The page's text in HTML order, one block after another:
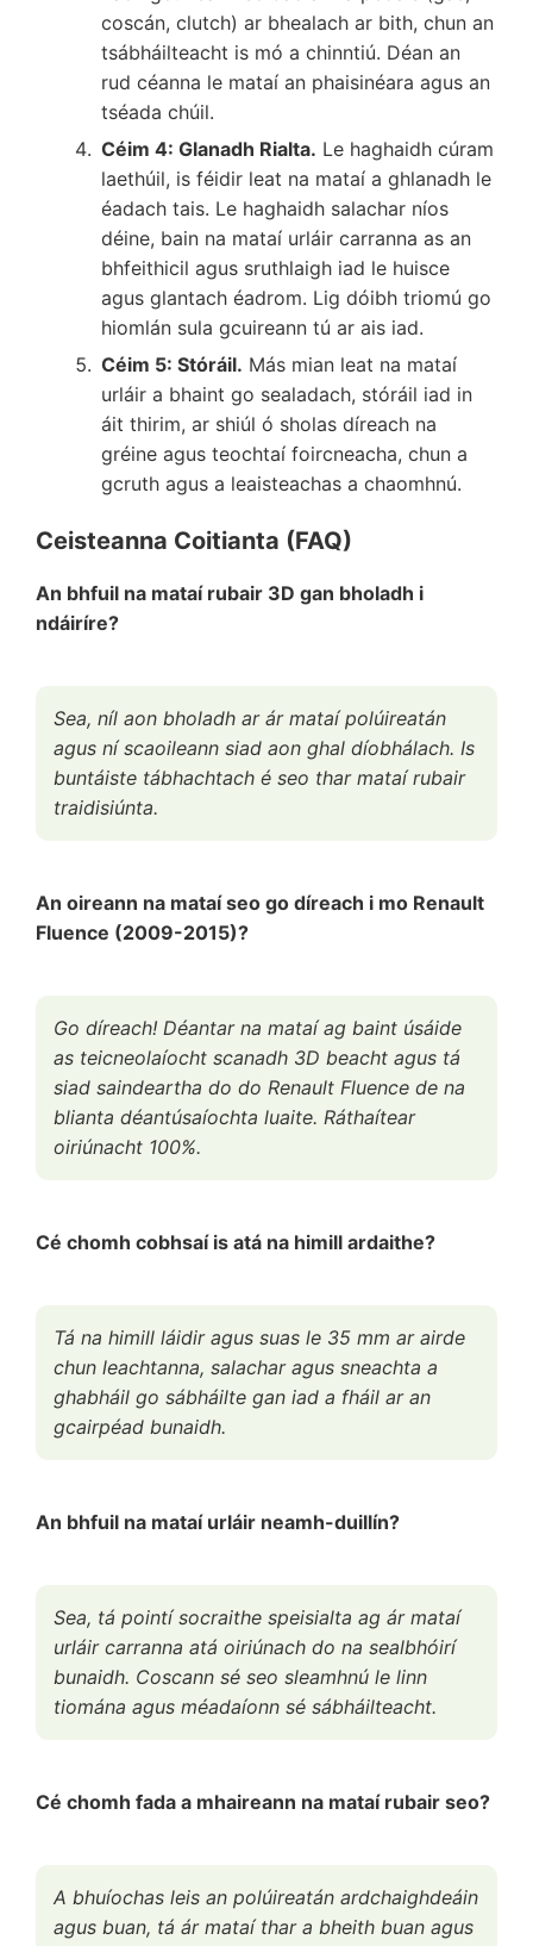
coscán, clutch) ar bhealach ar bith, chun an
tsábháilteacht is mó a chinntiú. Déan an
rud céanna le mataí an phaisinéara agus an
tséada chúil.
Céim 4: Glanadh Rialta. Le haghaidh cúram
laethúil, is féidir leat na mataí a ghlanadh le
éadach tais. Le haghaidh salachar níos
déine, bain na mataí urláir carranna as an
bhfeithicil agus sruthlaigh iad le huisce
agus glantach éadrom. Lig dóibh triomú go
hiomlán sula gcuireann tú ar ais iad.
Céim 5: Stóráil. Más mian leat na mataí
urláir a bhaint go sealadach, stóráil iad in
áit thirim, ar shiúl ó sholas díreach na
gréine agus teochtaí foircneacha, chun a
gcruth agus a leaisteachas a chaomhnú.
Ceisteanna Coitianta (FAQ)
An bhfuil na mataí rubair 3D gan bholadh i
ndáiríre?
Sea, níl aon bholadh ar ár mataí polúireatán
agus ní scaoileann siad aon ghal díobhálach. Is
buntáiste tábhachtach é seo thar mataí rubair
traidisiúnta.
An oireann na mataí seo go díreach i mo Renault
Fluence (2009-2015)?
Go díreach! Déantar na mataí ag baint úsáide
as teicneolaíocht scanadh 3D beacht agus tá
siad saindeartha do do Renault Fluence de na
blianta déantúsaíochta luaite. Ráthaítear
oiriúnacht 100%.
Cé chomh cobhsaí is atá na himill ardaithe?
Tá na himill láidir agus suas le 35 mm ar airde
chun leachtanna, salachar agus sneachta a
ghabháil go sábháilte gan iad a fháil ar an
gcairpéad bunaidh.
An bhfuil na mataí urláir neamh-duillín?
Sea, tá pointí socraithe speisialta ag ár mataí
urláir carranna atá oiriúnach do na sealbhóirí
bunaidh. Coscann sé seo sleamhnú le linn
tiomána agus méadaíonn sé sábháilteacht.
Cé chomh fada a mhaireann na mataí rubair seo?
A bhuíochas leis an polúireatán ardchaighdeáin
agus buan, tá ár mataí thar a bheith buan agus